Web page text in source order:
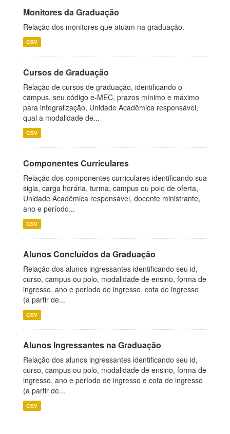
Monitores da Graduação
Relação dos monitores que atuam na graduação.
CSV
Cursos de Graduação
Relação de cursos de graduação, identificando o
campus, seu código e-MEC, prazos mínimo e máximo
para integralização, Unidade Acadêmica responsável,
qual a modalidade de...
CSV
Componentes Curriculares
Relação dos componentes curriculares identificando sua
sigla, carga horária, turma, campus ou polo de oferta,
Unidade Acadêmica responsável, docente ministrante,
ano e período...
CSV
Alunos Concluídos da Graduação
Relação dos alunos ingressantes identificando seu id,
curso, campus ou polo, modalidade de ensino, forma de
ingresso, ano e período de ingresso, cota de ingresso
(a partir de...
CSV
Alunos Ingressantes na Graduação
Relação dos alunos ingressantes identificando seu id,
curso, campus ou polo, modalidade de ensino, forma de
ingresso, ano e período de ingresso e cota de ingresso
(a partir de...
CSV